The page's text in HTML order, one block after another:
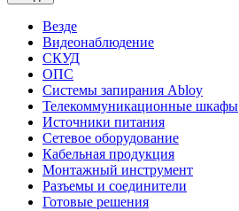
Везде
Видеонаблюдение
СКУД
ОПС
Системы запирания Abloy
Телекоммуникационные шкафы
Источники питания
Сетевое оборудование
Кабельная продукция
Монтажный инструмент
Разъемы и соединители
Готовые решения